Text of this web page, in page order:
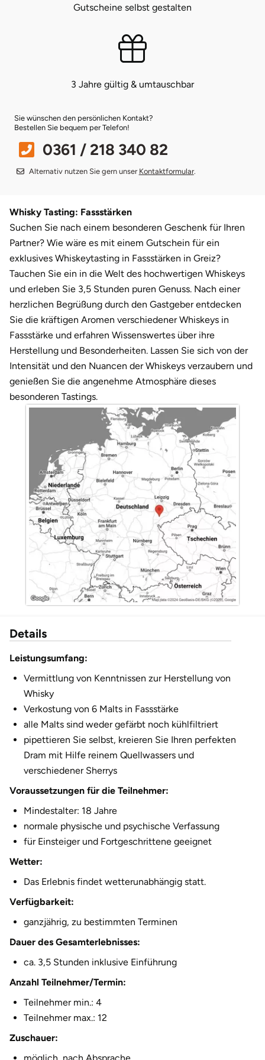
Gutscheine selbst gestalten
3 Jahre gültig & umtauschbar
Sie wünschen den persönlichen Kontakt?
Bestellen Sie bequem per Telefon!
0361 / 218 340 82
Alternativ nutzen Sie gern unser Kontaktformular.
Whisky Tasting: Fassstärken
Suchen Sie nach einem besonderen Geschenk für Ihren
Partner? Wie wäre es mit einem Gutschein für ein
exklusives Whiskeytasting in Fassstärken in Greiz?
Tauchen Sie ein in die Welt des hochwertigen Whiskeys
und erleben Sie 3,5 Stunden puren Genuss. Nach einer
herzlichen Begrüßung durch den Gastgeber entdecken
Sie die kräftigen Aromen verschiedener Whiskeys in
Fassstärke und erfahren Wissenswertes über ihre
Herstellung und Besonderheiten. Lassen Sie sich von der
Intensität und den Nuancen der Whiskeys verzaubern und
genießen Sie die angenehme Atmosphäre dieses
besonderen Tastings.
Details
Leistungsumfang:
Vermittlung von Kenntnissen zur Herstellung von
Whisky
Verkostung von 6 Malts in Fassstärke
alle Malts sind weder gefärbt noch kühlfiltriert
pipettieren Sie selbst, kreieren Sie Ihren perfekten
Dram mit Hilfe reinem Quellwassers und
verschiedener Sherrys
Voraussetzungen für die Teilnehmer:
Mindestalter: 18 Jahre
normale physische und psychische Verfassung
für Einsteiger und Fortgeschrittene geeignet
Wetter:
Das Erlebnis findet wetterunabhängig statt.
Verfügbarkeit:
ganzjährig, zu bestimmten Terminen
Dauer des Gesamterlebnisses:
ca. 3,5 Stunden inklusive Einführung
Anzahl Teilnehmer/Termin:
Teilnehmer min.: 4
Teilnehmer max.: 12
Zuschauer:
Calw
Chemnitz
Cloppenburg
Coburg
Cottbus
Dessau
Dietzenbach
Dingolfing
Dresden
Duisburg
Düsseldorf
Erlangen
Flensburg
Frankfurt am Main
Freiberg
Freiburg
Fulda
Fürstenfeldbruck
Geiselwind
Gera
Gotha
Göppingen
Görlitz
Pirna
Riesa
Ruhrgebiet
Strausberg (Berlin/Brandenburg)
Sömmerda
sächsische Schweiz
Unterwellenborn
Weimar
Weißenfels
Witterda